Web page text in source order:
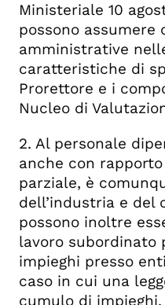
Ministeriale 10
possono assumere
amministrative
caratteristiche di
Prorettore e i
Nucleo di
2. Al personale
anche con
parziale, è
dell’industria e del
possono inoltre
lavoro subordinato
impieghi presso
caso in cui una
cumulo di impieghi.